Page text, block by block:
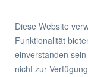
Übersicht
Diese Website
Funktionalität
einverstanden
nicht zur